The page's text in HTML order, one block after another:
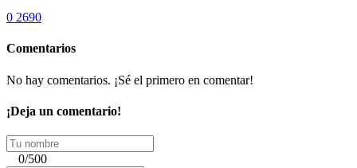
0 2690
Comentarios
No hay comentarios. ¡Sé el primero en comentar!
¡Deja un comentario!
0/500